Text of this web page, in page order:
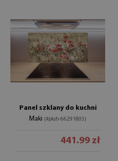
Panel szklany do kuchni
Maki (#pksh-66291805)
441.99 zł